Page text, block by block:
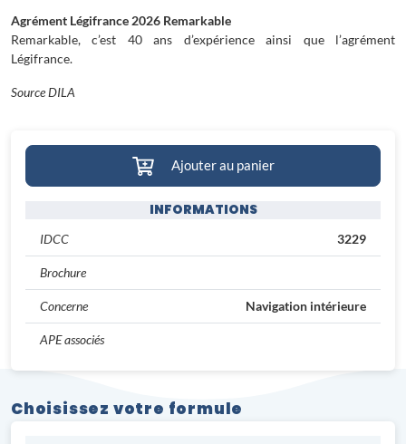
Agrément Légifrance 2026 Remarkable
Remarkable, c’est 40 ans d’expérience ainsi que l’agrément
Légifrance.
Source DILA
Ajouter au panier
INFORMATIONS
IDCC 3229
Brochure
Concerne Navigation intérieure
APE associés
Choisissez votre formule